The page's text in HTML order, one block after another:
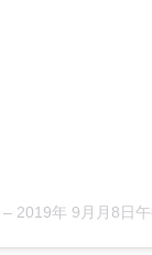
– 2019年 9月月8日午後5